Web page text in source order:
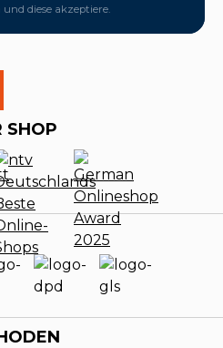
diese akzeptiere.
SHOP